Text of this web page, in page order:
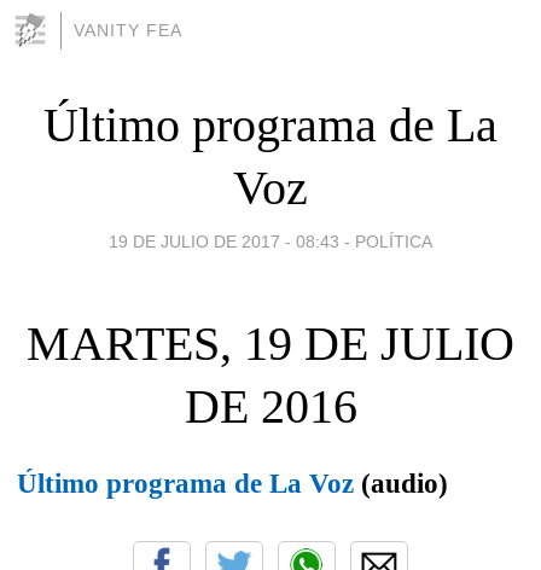
VANITY FEA
Último programa de La
Voz
19 DE JULIO DE 2017 - 08:43 - POLÍTICA
MARTES, 19 DE JULIO
DE 2016
Último programa de La Voz (audio)